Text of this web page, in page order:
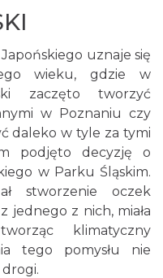
uznaje się
wieku, gdzie w
zaczęto tworzyć
w Poznaniu czy
daleko w tyle za tymi
podjęto decyzję o
w Parku Śląskim.
stworzenie oczek
jednego z nich, miała
klimatyczny
tego pomysłu nie
drogi.